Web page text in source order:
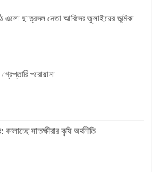
এলো ছাত্রদল নেতা আবিদের জুলাইয়ের ভূমিকা
পরোয়ানা
সাতক্ষীরার কৃষি অর্থনীতি